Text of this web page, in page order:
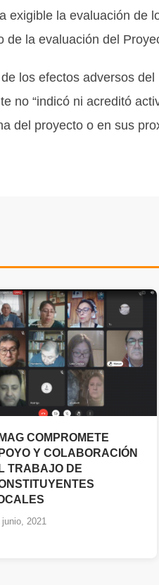
exigible la evaluación de
la evaluación del
los efectos adversos
no “indicó ni acreditó
del proyecto o en sus
COMPROMETE
Y COLABORACIÓN
TRABAJO DE
junio, 2021